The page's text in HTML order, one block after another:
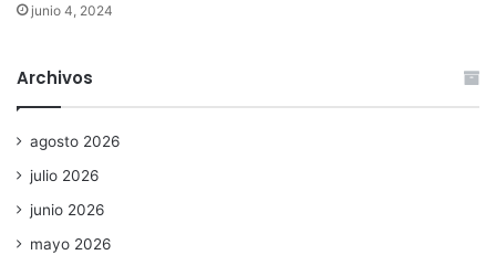
junio 4, 2024
Archivos
agosto 2026
julio 2026
junio 2026
mayo 2026